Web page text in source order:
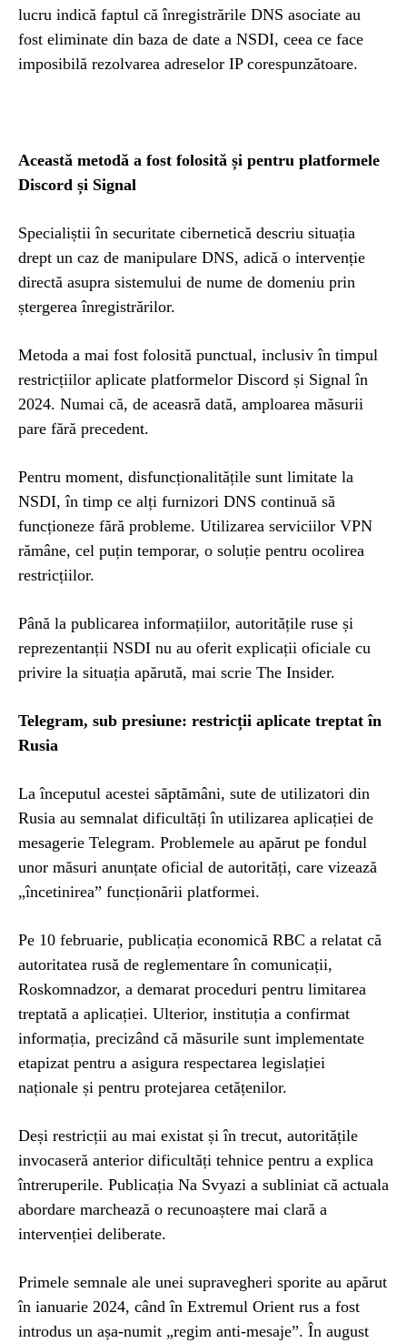
lucru indică faptul că înregistrările DNS asociate au
fost eliminate din baza de date a NSDI, ceea ce face
imposibilă rezolvarea adreselor IP corespunzătoare.
Această metodă a fost folosită și pentru platformele
Discord și Signal
Specialiștii în securitate cibernetică descriu situația
drept un caz de manipulare DNS, adică o intervenție
directă asupra sistemului de nume de domeniu prin
ștergerea înregistrărilor.
Metoda a mai fost folosită punctual, inclusiv în timpul
restricțiilor aplicate platformelor Discord și Signal în
2024. Numai că, de aceasră dată, amploarea măsurii
pare fără precedent.
Pentru moment, disfuncționalitățile sunt limitate la
NSDI, în timp ce alți furnizori DNS continuă să
funcționeze fără probleme. Utilizarea serviciilor VPN
rămâne, cel puțin temporar, o soluție pentru ocolirea
restricțiilor.
Până la publicarea informațiilor, autoritățile ruse și
reprezentanții NSDI nu au oferit explicații oficiale cu
privire la situația apărută, mai scrie The Insider.
Telegram, sub presiune: restricții aplicate treptat în
Rusia
La începutul acestei săptămâni, sute de utilizatori din
Rusia au semnalat dificultăți în utilizarea aplicației de
mesagerie Telegram. Problemele au apărut pe fondul
unor măsuri anunțate oficial de autorități, care vizează
„încetinirea” funcționării platformei.
Pe 10 februarie, publicația economică RBC a relatat că
autoritatea rusă de reglementare în comunicații,
Roskomnadzor, a demarat proceduri pentru limitarea
treptată a aplicației. Ulterior, instituția a confirmat
informația, precizând că măsurile sunt implementate
etapizat pentru a asigura respectarea legislației
naționale și pentru protejarea cetățenilor.
Deși restricții au mai existat și în trecut, autoritățile
invocaseră anterior dificultăți tehnice pentru a explica
întreruperile. Publicația Na Svyazi a subliniat că actuala
abordare marchează o recunoaștere mai clară a
intervenției deliberate.
Primele semnale ale unei supravegheri sporite au apărut
în ianuarie 2024, când în Extremul Orient rus a fost
introdus un așa-numit „regim anti-mesaje”. În august